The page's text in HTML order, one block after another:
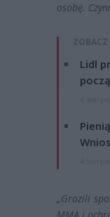
osobę.
ZOBACZ
Lidl
„Grozili